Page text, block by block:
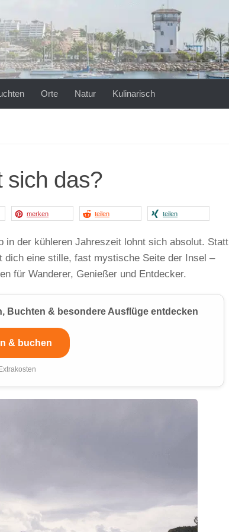
Orte Natur Kulinarisch
sich das?
merken teilen teilen
in der kühleren Jahreszeit lohnt sich absolut. Statt
dich eine stille, fast mystische Seite der Insel –
für Wanderer, Genießer und Entdecker.
Buchten & besondere Ausflüge entdecken
& buchen